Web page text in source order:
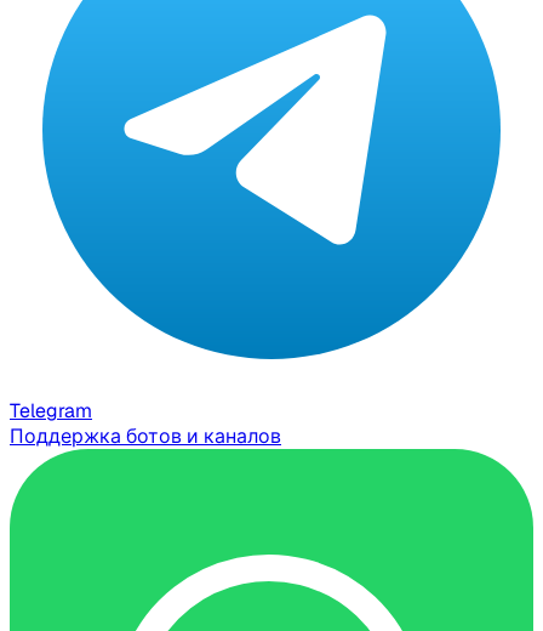
Telegram
Поддержка ботов и каналов